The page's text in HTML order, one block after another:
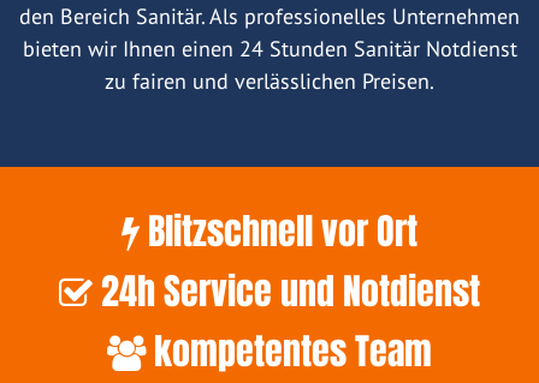
den Bereich Sanitär. Als professionelles Unternehmen
bieten wir Ihnen einen 24 Stunden Sanitär Notdienst
zu fairen und verlässlichen Preisen.
Blitzschnell vor Ort
24h Service und Notdienst
kompetentes Team